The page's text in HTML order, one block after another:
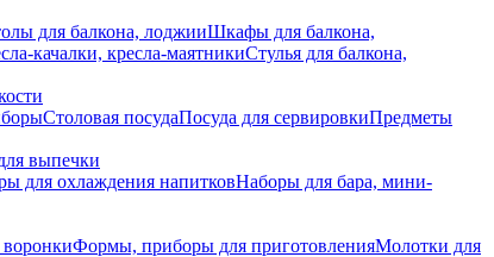
для балкона, лоджииШкафы для балкона,
качалки, кресла-маятникиСтулья для балкона,
Столовая посудаПосуда для сервировкиПредметы
выпечки
для охлаждения напитковНаборы для бара, мини-
Формы, приборы для приготовленияМолотки для